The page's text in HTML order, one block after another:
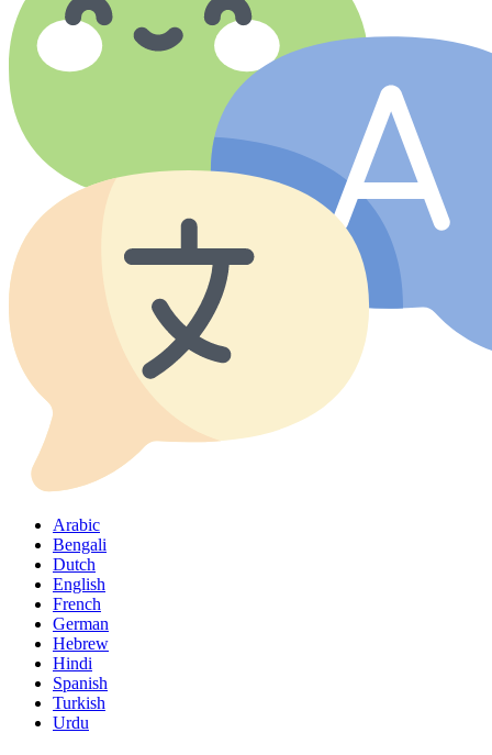
Arabic
Bengali
Dutch
English
French
German
Hebrew
Hindi
Spanish
Turkish
Urdu